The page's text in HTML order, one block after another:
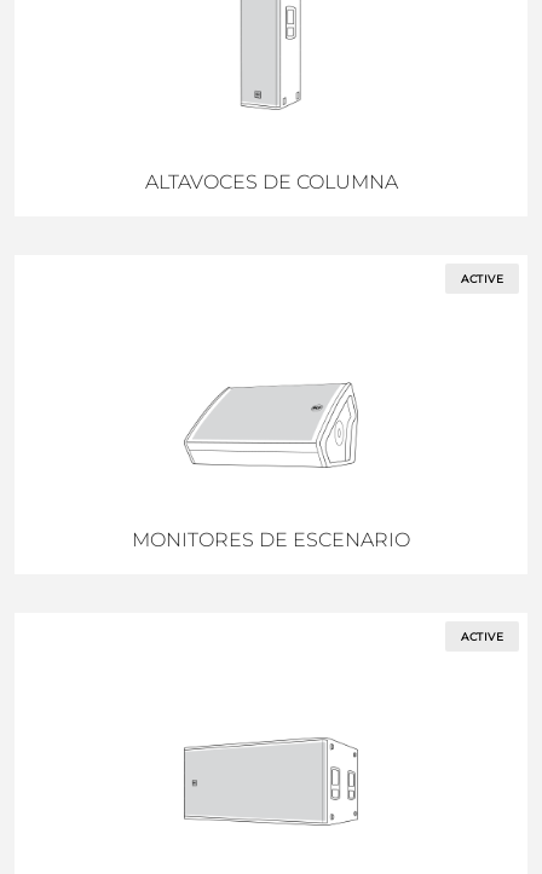
ALTAVOCES DE COLUMNA
ACTIVE
MONITORES DE ESCENARIO
ACTIVE